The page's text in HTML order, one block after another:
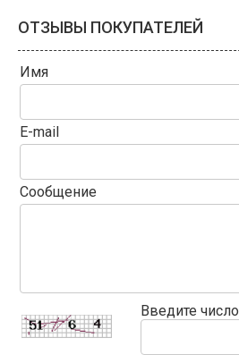
ОТЗЫВЫ ПОКУПАТЕЛЕЙ
Имя
E-mail
Сообщение
Введите число